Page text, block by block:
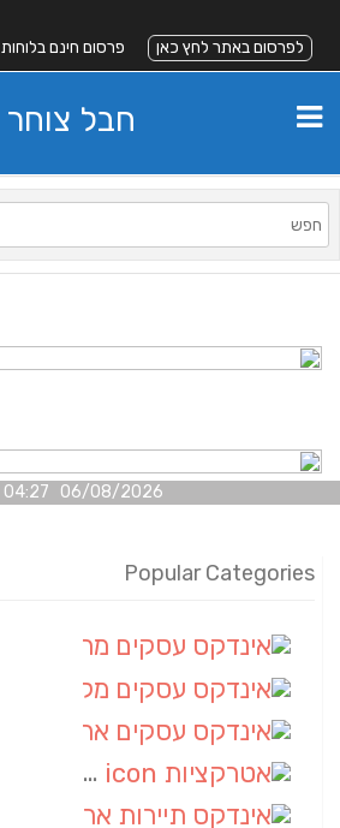
לפרסום באתר לחץ כאן
פרסום חינם בלוחות
חבל צוחר
06/08/2026 04:27 04
Popular Categories
אטרקציות